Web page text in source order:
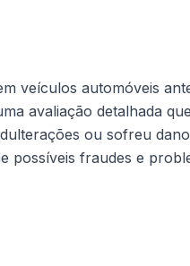
veículos automóveis
avaliação detalhada
ou sofreu
possíveis fraudes e